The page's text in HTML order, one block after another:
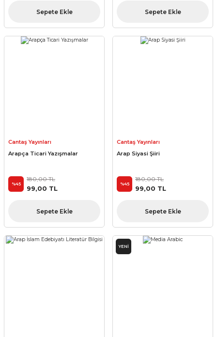
Sepete Ekle Sepete Ekle
Cantaş Yayınları
Arapça Ticari Yazışmalar
%45
180,00 TL
99,00 TL
Sepete Ekle
Cantaş Yayınları
Arap Siyasi Şiiri
%45
180,00 TL
99,00 TL
Sepete Ekle
YENİ